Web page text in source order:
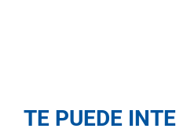
TE PUEDE